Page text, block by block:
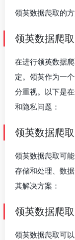
领英数据爬取的
领英数据爬
在进行领英数据
定。领英作为一
分重视。以下是
和隐私问题：
领英数据爬
领英数据爬取可
存储和处理、数
其解决方案：
领英数据爬
领英数据爬取可